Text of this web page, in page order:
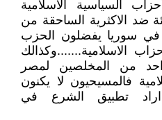
السياسية الاسلامية
ضد الاكثرية الساحقة من
في سوريا يفضلون الحزب
الاسلامية.......وكذالك
من المخلصين لمصر
فالمسيحيون لا يكنون
تطبيق الشرع في